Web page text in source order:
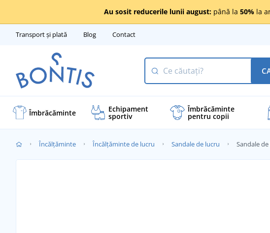
Au sosit reducerile lunii august: până la 50% la
Transport și plată Blog Contact
Îmbrăcăminte Echipament
sportiv
Îmbrăcăminte
pentru copii
Încălţăminte Încălțăminte de lucru Sandale de lucru Sandale de